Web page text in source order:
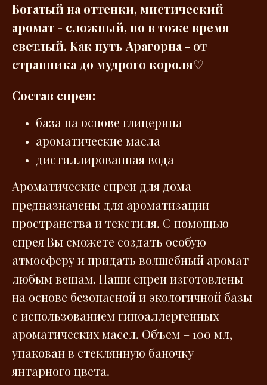
Богатый на оттенки, мистический
аромат - сложный, но в тоже время
светлый. Как путь Арагорна - от
странника до мудрого короля♡
Состав спрея:
база на основе глицерина
ароматические масла
дистиллированная вода
Ароматические спреи для дома
предназначены для ароматизации
пространства и текстиля. С помощью
спрея Вы сможете создать особую
атмосферу и придать волшебный аромат
любым вещам. Наши спреи изготовлены
на основе безопасной и экологичной базы
с использованием гипоаллергенных
ароматических масел. Объем – 100 мл,
упакован в стеклянную баночку
янтарного цвета.